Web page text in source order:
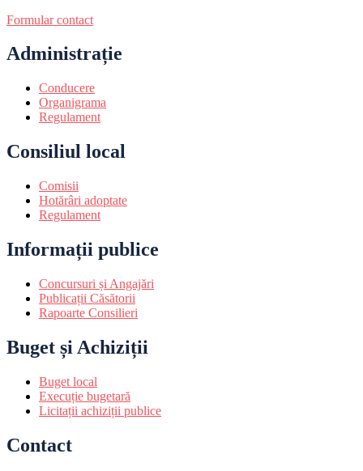
Formular contact
Administrație
Conducere
Organigrama
Regulament
Consiliul local
Comisii
Hotărâri adoptate
Regulament
Informații publice
Concursuri și Angajări
Publicații Căsătorii
Rapoarte Consilieri
Buget și Achiziții
Buget local
Execuție bugetară
Licitații achiziții publice
Contact